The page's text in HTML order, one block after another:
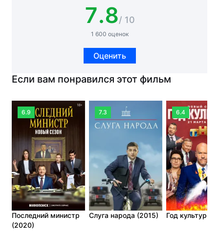
7.8/ 10
1 600 оценок
Оценить
Если вам понравился этот фильм
6.9
Последний министр
(2020)
7.3
Слуга народа (2015)
6.4
Год культуры